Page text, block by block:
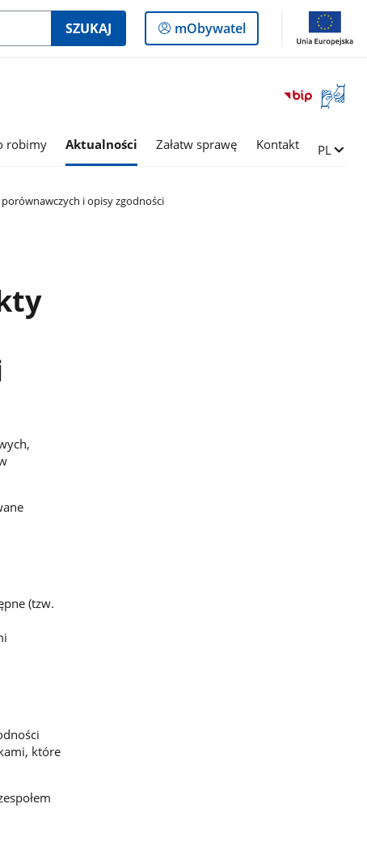
SZUKAJ
Logowanie
do
mObywatel
Otwórz
okno
języka
robimy Aktualności Załatw sprawę Kontakt Zmień
PL
i opisy zgodności
(tzw.
które